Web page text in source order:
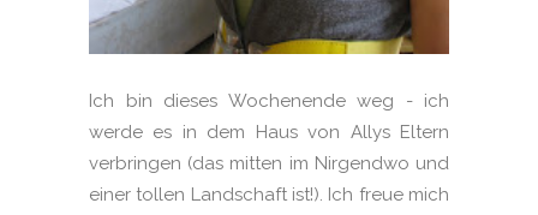
Ich bin dieses Wochenende weg - ich
werde es in dem Haus von Allys Eltern
verbringen (das mitten im Nirgendwo und
einer tollen Landschaft ist!). Ich freue mich